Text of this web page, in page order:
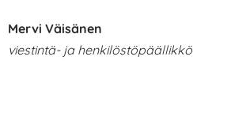
Mervi Väisänen
viestintä- ja henkilöstöpäällikkö